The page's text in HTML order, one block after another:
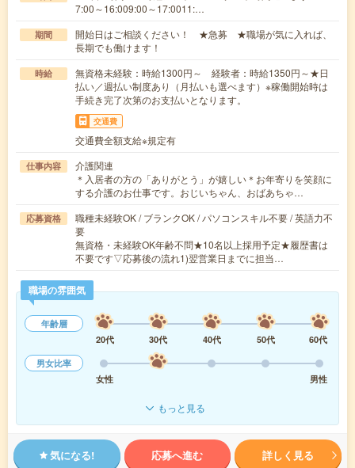
7:00～16:009:00～17:0011:…
期間
開始日はご相談ください！ ★急募 ★職場が気に入れば、
長期でも働けます！
時給
無資格未経験：時給1300円～ 経験者：時給1350円～★日
払い／週払い制度あり（月払いも選べます）※稼働開始時は
手続き完了次第のお支払いとなります。
交通費
交通費全額支給※規定有
仕事内容
介護関連
＊入居者の方の「ありがとう」が嬉しい＊お年寄りを笑顔に
する介護のお仕事です。おじいちゃん、おばあちゃ…
応募資格
職種未経験OK / ブランクOK / パソコンスキル不要 / 英語力不
要
無資格・未経験OK年齢不問★10名以上採用予定★履歴書は
不要です▽応募後の流れ1)翌営業日までに担当…
職場の雰囲気
年齢層
20代
30代 40代 50代
60代
男女比率
女性
男性
もっと見る
気になる! 応募へ進む 詳しく見る